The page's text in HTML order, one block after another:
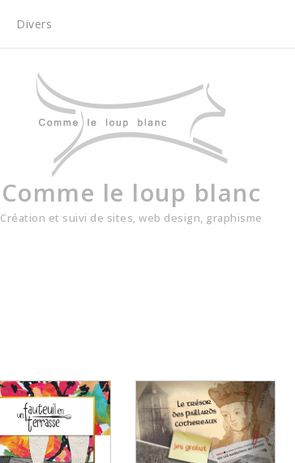
Divers
Comme le loup blanc
Création et suivi de sites, web design, graphisme